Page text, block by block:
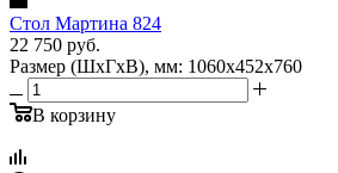
Стол Мартина 824
22 750 руб.
Размер (ШхГхВ), мм: 1060х452х760
В корзину